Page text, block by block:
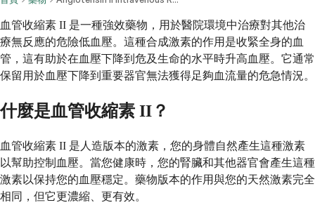
血管收縮素 II 是一種強效藥物，用於醫院環境中治療對其他治
療無反應的危險低血壓。這種合成激素的作用是收緊全身的血
管，這有助於在血壓下降到危及生命的水平時升高血壓。它通常
保留用於血壓下降到重要器官無法獲得足夠血流量的危急情況。
什麼是血管收縮素 II？
血管收縮素 II 是人造版本的激素，您的身體自然產生這種激素
以幫助控制血壓。當您健康時，您的腎臟和其他器官會產生這種
激素以保持您的血壓穩定。藥物版本的作用與您的天然激素完全
相同，但它更濃縮、更有效。